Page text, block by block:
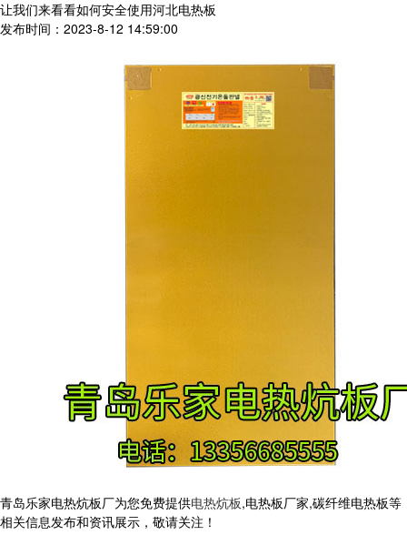
让我们来看看如何安全使用河北电热板
发布时间：2023-8-12 14:59:00
青岛乐家电热炕板厂为您免费提供电热炕板,电热板厂家,碳纤维电热板等
相关信息发布和资讯展示，敬请关注！